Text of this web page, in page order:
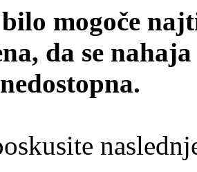
mogoče
da se